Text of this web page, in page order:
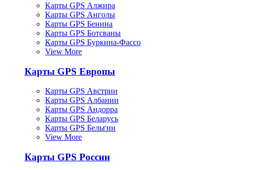
Карты GPS Алжира
Карты GPS Анголы
Карты GPS Бенина
Карты GPS Ботсваны
Карты GPS Буркина-Фассо
View More
Карты GPS Европы
Карты GPS Австрии
Карты GPS Албании
Карты GPS Андорра
Карты GPS Беларусь
Карты GPS Бельгии
View More
Карты GPS России